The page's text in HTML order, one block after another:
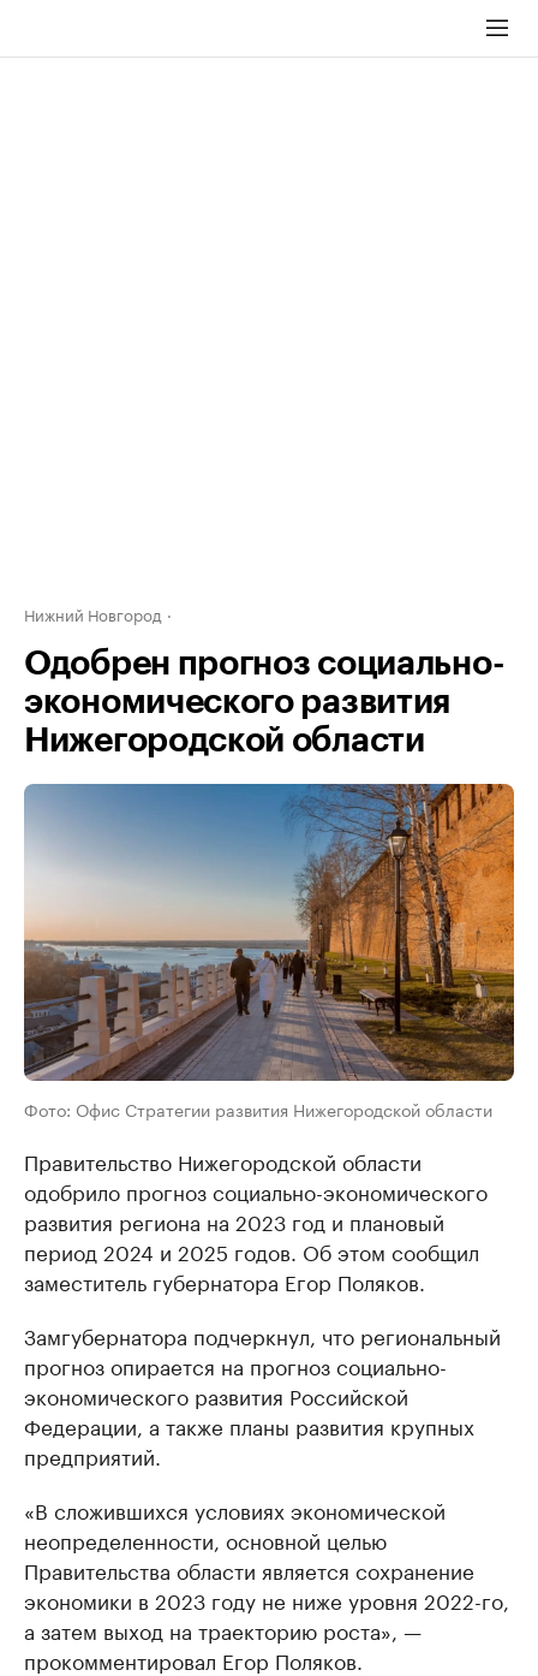
Нижний Новгород
Одобрен прогноз социально-
экономического развития
Нижегородской области
Фото: Офис Стратегии развития Нижегородской области
Правительство Нижегородской области
одобрило прогноз социально-экономического
развития региона на 2023 год и плановый
период 2024 и 2025 годов. Об этом сообщил
заместитель губернатора Егор Поляков.
Замгубернатора подчеркнул, что региональный
прогноз опирается на прогноз социально-
экономического развития Российской
Федерации, а также планы развития крупных
предприятий.
«В сложившихся условиях экономической
неопределенности, основной целью
Правительства области является сохранение
экономики в 2023 году не ниже уровня 2022-го,
а затем выход на траекторию роста», —
прокомментировал Егор Поляков.